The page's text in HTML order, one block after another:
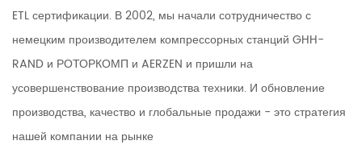
ETL сертификации. В 2002, мы начали сотрудничество с
немецким производителем компрессорных станций GHH-
RAND и РОТОРКОМП и AERZEN и пришли на
усовершенствование производства техники. И обновление
производства, качество и глобальные продажи - это стратегия
нашей компании на рынке